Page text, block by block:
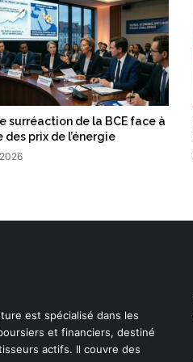
surréaction de la BCE face à
des prix de l’énergie
est spécialisé dans les
et financiers, destiné
actifs. Il couvre des